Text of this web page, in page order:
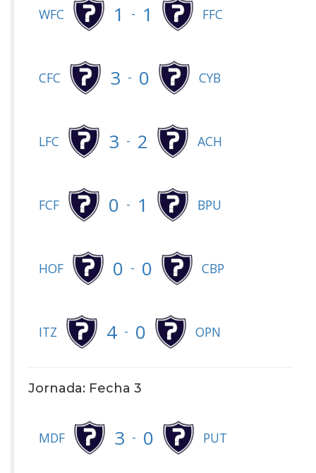
WFC 1 - 1 FFC
CFC 3 - 0 CYB
LFC 3 - 2 ACH
FCF 0 - 1 BPU
HOF 0 - 0 CBP
ITZ 4 - 0 OPN
Jornada: Fecha 3
MDF 3 - 0 PUT